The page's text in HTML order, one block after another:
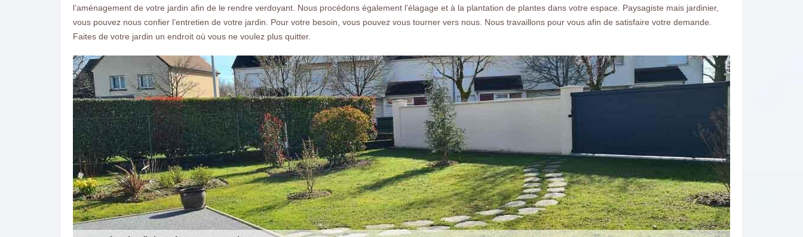
l’aménagement de votre jardin afin de le rendre verdoyant. Nous procédons également l’élagage et à la plantation de plantes dans votre espace. Paysagiste mais jardinier,
vous pouvez nous confier l’entretien de votre jardin. Pour votre besoin, vous pouvez vous tourner vers nous. Nous travaillons pour vous afin de satisfaire votre demande.
Faites de votre jardin un endroit où vous ne voulez plus quitter.